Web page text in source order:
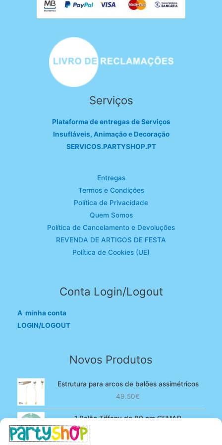
Serviços
Plataforma de entregas de Serviços
Insufláveis, Animação e Decoração
SERVICOS.PARTYSHOP.PT
Entregas
Termos e Condições
Política de Privacidade
Quem Somos
Política de Cancelamento e Devoluções
REVENDA DE ARTIGOS DE FESTA
Política de Cookies (UE)
Conta Login/Logout
A minha conta
LOGIN/LOGOUT
Novos Produtos
Estrutura para arcos de balões assimétricos
49.50€
1 Balão Tiffany de 80 cm GEMAR